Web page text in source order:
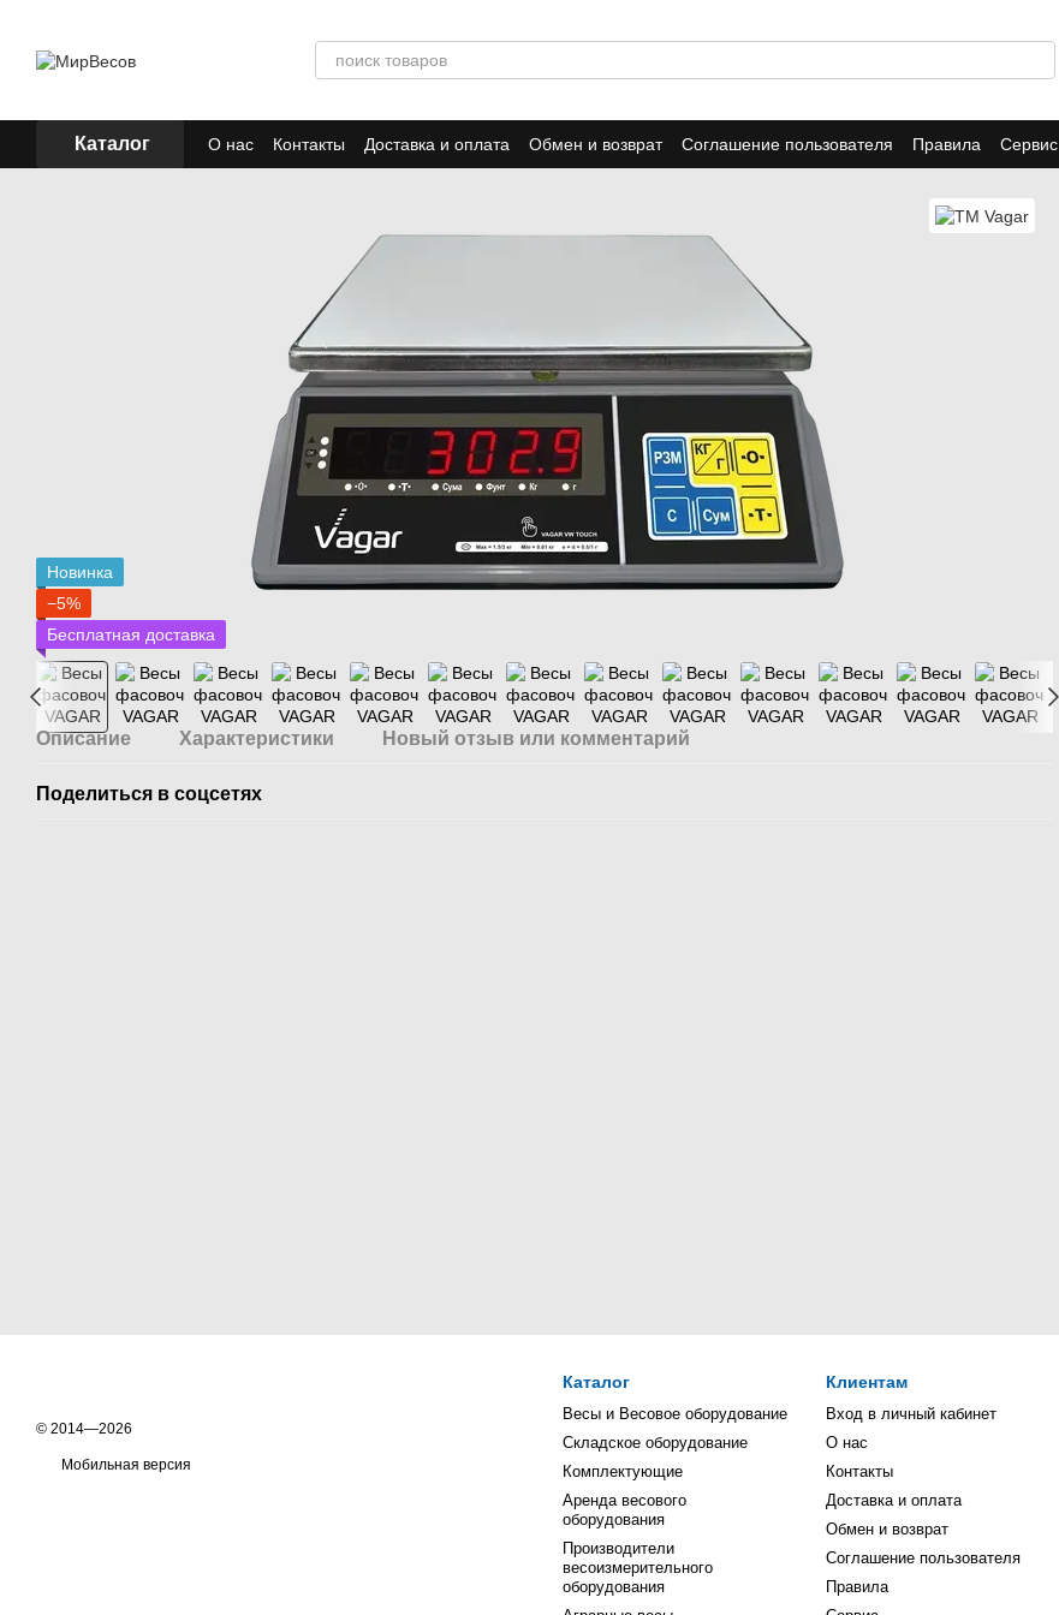
Каталог О нас Контакты Доставка и оплата Обмен и возврат Соглашение пользователя Правила Сервис
Отзывы
Акции
Новинка
−5%
Бесплатная доставка
Описание Характеристики Новый отзыв или комментарий
Поделиться в соцсетях
© 2014—2026
Мобильная версия
Каталог
Весы и Весовое оборудование
Складское оборудование
Комплектующие
Аренда весового
оборудования
Производители
весоизмерительного
оборудования
Клиентам
Вход в личный кабинет
О нас
Контакты
Доставка и оплата
Обмен и возврат
Соглашение пользователя
Правила